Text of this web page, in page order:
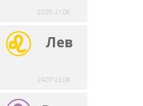
22.05-21.06
Лев
24.07-23.08